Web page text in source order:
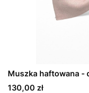
Muszka haftowana -
Cena
130,00 zł